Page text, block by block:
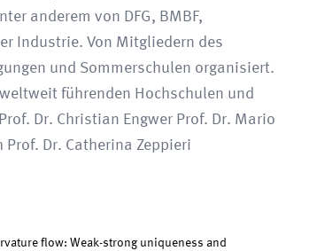
anderem von DFG, BMBF,
Industrie. Von Mitgliedern des
und Sommerschulen organisiert.
führenden Hochschulen und
Dr. Christian Engwer Prof. Dr. Mario
Prof. Dr. Catherina Zeppieri
flow: Weak-strong uniqueness and